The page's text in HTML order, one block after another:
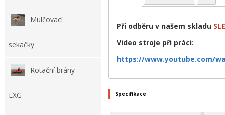
Mulčovací
sekačky
Rotační brány
LXG
Při odběru v našem skladu
Video stroje při práci:
https://www.youtube.com/
Specifikace